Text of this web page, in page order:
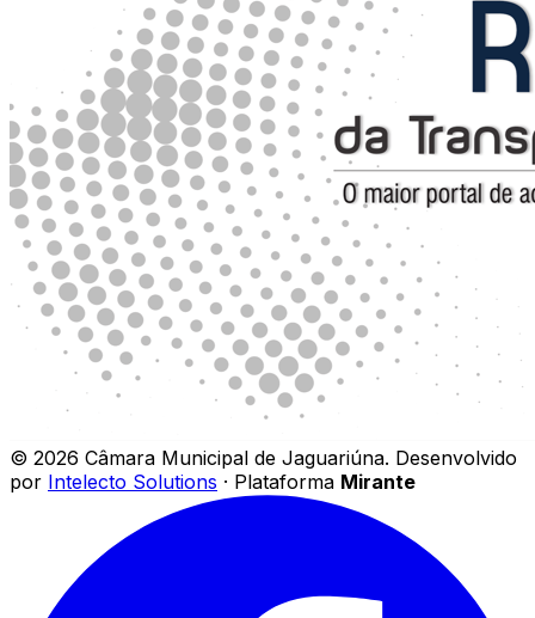
© 2026 Câmara Municipal de Jaguariúna. Desenvolvido
por Intelecto Solutions · Plataforma Mirante